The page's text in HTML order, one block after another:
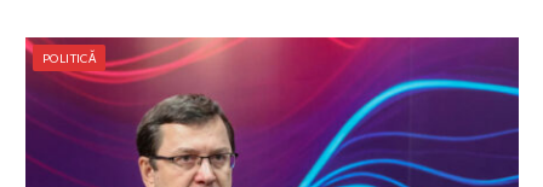
POLITICĂ